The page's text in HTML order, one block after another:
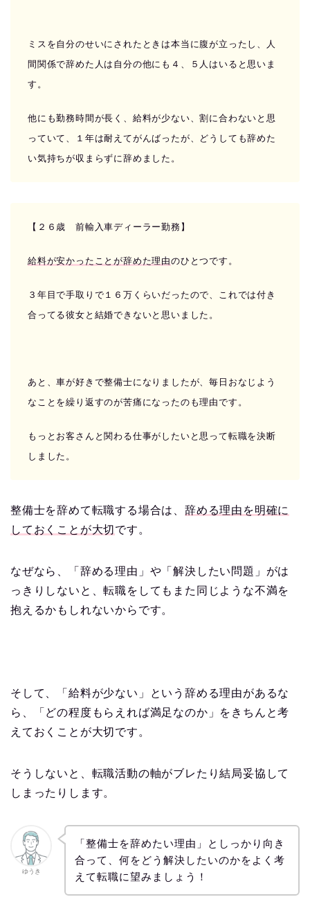
ミスを自分のせいにされたときは本当に腹が立ったし、人
間関係で辞めた人は自分の他にも４、５人はいると思いま
す。
他にも勤務時間が長く、給料が少ない、割に合わないと思
っていて、１年は耐えてがんばったが、どうしても辞めた
い気持ちが収まらずに辞めました。
【２６歳 前輸入車ディーラー勤務】
給料が安かったことが辞めた理由のひとつです。
３年目で手取りで１６万くらいだったので、これでは付き
合ってる彼女と結婚できないと思いました。
あと、車が好きで整備士になりましたが、毎日おなじよう
なことを繰り返すのが苦痛になったのも理由です。
もっとお客さんと関わる仕事がしたいと思って転職を決断
しました。
整備士を辞めて転職する場合は、 辞める理由を明確に
しておくことが大切です。
なぜなら、「辞める理由」や「解決したい問題」がは
っきりしないと、転職をしてもまた同じような不満を
抱えるかもしれないからです。
そして、「給料が少ない」という辞める理由があるな
ら、「どの程度もらえれば満足なのか」をきちんと考
えておくことが大切です。
そうしないと、転職活動の軸がブレたり結局妥協して
しまったりします。
ゆうき
「整備士を辞めたい理由」としっかり向き
合って、何をどう解決したいのかをよく考
えて転職に望みましょう！